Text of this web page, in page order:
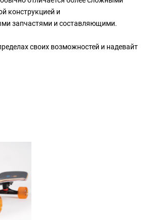
конструкцией и
запчастями и составляющими.
своих возможностей и надевайт